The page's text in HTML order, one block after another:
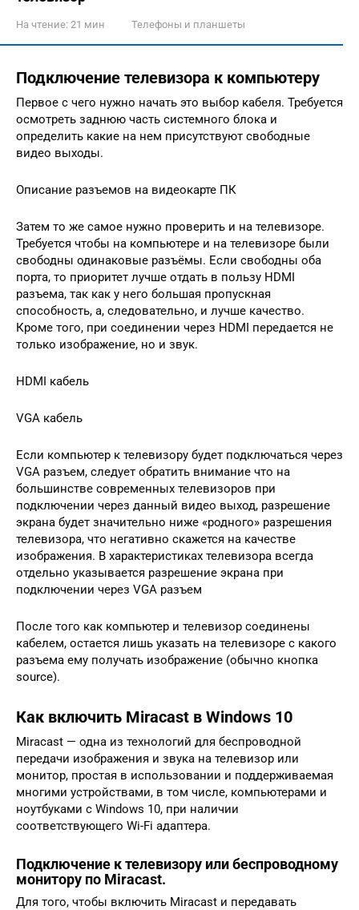
На чтение: 21 мин Телефоны и планшеты
Подключение телевизора к компьютеру
Первое с чего нужно начать это выбор кабеля. Требуется
осмотреть заднюю часть системного блока и
определить какие на нем присутствуют свободные
видео выходы.
Описание разъемов на видеокарте ПК
Затем то же самое нужно проверить и на телевизоре.
Требуется чтобы на компьютере и на телевизоре были
свободны одинаковые разъёмы. Если свободны оба
порта, то приоритет лучше отдать в пользу HDMI
разъема, так как у него большая пропускная
способность, а, следовательно, и лучше качество.
Кроме того, при соединении через HDMI передается не
только изображение, но и звук.
HDMI кабель
VGA кабель
Если компьютер к телевизору будет подключаться через
VGA разъем, следует обратить внимание что на
большинстве современных телевизоров при
подключении через данный видео выход, разрешение
экрана будет значительно ниже «родного» разрешения
телевизора, что негативно скажется на качестве
изображения. В характеристиках телевизора всегда
отдельно указывается разрешение экрана при
подключении через VGA разъем
После того как компьютер и телевизор соединены
кабелем, остается лишь указать на телевизоре с какого
разъема ему получать изображение (обычно кнопка
source).
Как включить Miracast в Windows 10
Miracast — одна из технологий для беспроводной
передачи изображения и звука на телевизор или
монитор, простая в использовании и поддерживаемая
многими устройствами, в том числе, компьютерами и
ноутбуками с Windows 10, при наличии
соответствующего Wi-Fi адаптера.
Подключение к телевизору или беспроводному
монитору по Miracast.
Для того, чтобы включить Miracast и передавать